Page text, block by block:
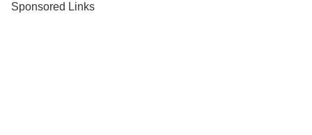
Sponsored Links